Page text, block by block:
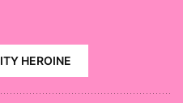
HEROINE